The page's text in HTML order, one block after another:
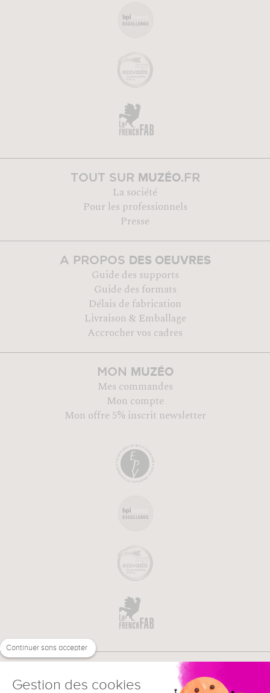
TOUT SUR MUZÉO.FR
La société
Pour les professionnels
Presse
A PROPOS DES OEUVRES
Guide des supports
Guide des formats
Délais de fabrication
Livraison & Emballage
Accrocher vos cadres
MON MUZÉO
Mes commandes
Mon compte
Mon offre 5% inscrit newsletter
Continuer sans accepter
Gestion des cookies